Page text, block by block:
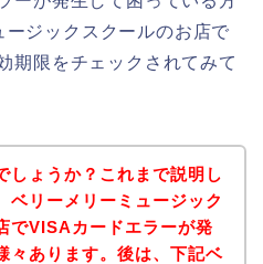
ジックスクールのお店で
期限をチェックされてみて
しょうか？これまで説明し
ベリーメリーミュージック
でVISAカードエラーが発
々あります。後は、下記ベ